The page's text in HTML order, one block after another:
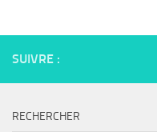
SUIVRE :
RECHERCHER